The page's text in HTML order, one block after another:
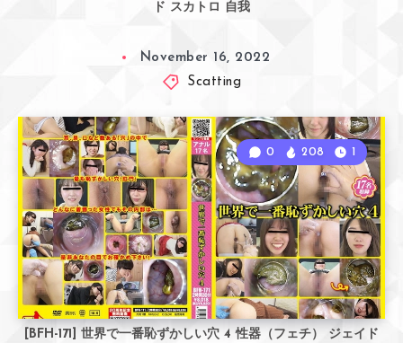
ド スカトロ 自我
November 16, 2022
Scatting
[BFH-171] 世界で一番恥ずかしい穴 4 性器（フェチ） ジェイド
0 208 1